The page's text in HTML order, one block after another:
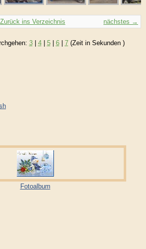
nächstes →
Zurück ins Verzeichnis
3| 4| 5| 6| 7(Zeit in Sekunden )
Fotoalbum